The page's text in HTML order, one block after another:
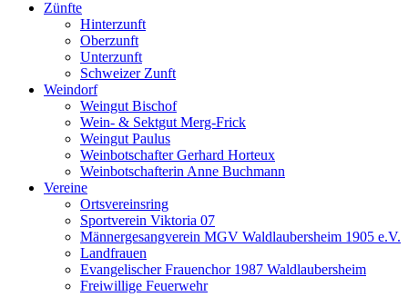
Zünfte
Hinterzunft
Oberzunft
Unterzunft
Schweizer Zunft
Weindorf
Weingut Bischof
Wein- & Sektgut Merg-Frick
Weingut Paulus
Weinbotschafter Gerhard Horteux
Weinbotschafterin Anne Buchmann
Vereine
Ortsvereinsring
Sportverein Viktoria 07
Männergesangverein MGV Waldlaubersheim 1905 e.V.
Landfrauen
Evangelischer Frauenchor 1987 Waldlaubersheim
Freiwillige Feuerwehr